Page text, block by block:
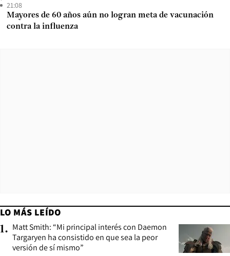
21:08
Mayores de 60 años aún no logran meta de vacunación
contra la influenza
LO MÁS LEÍDO
1. Matt Smith: “Mi principal interés con Daemon
Targaryen ha consistido en que sea la peor
versión de sí mismo”